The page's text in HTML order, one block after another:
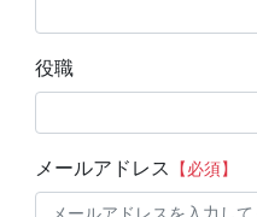
役職
メールアドレス 【必須】